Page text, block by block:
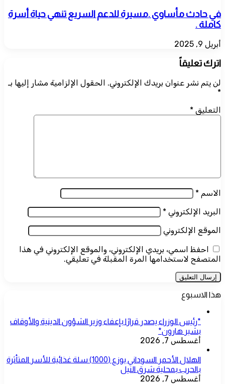
في حادث مأساوي .مسيرة للدعم السريع تنهي حياة أسرة
كاملة .
أبريل 9, 2025
اترك تعليقاً
لن يتم نشر عنوان بريدك الإلكتروني. الحقول الإلزامية مشار إليها بـ
*
التعليق *
الاسم *
البريد الإلكتروني *
الموقع الإلكتروني
احفظ اسمي، بريدي الإلكتروني، والموقع الإلكتروني في هذا
المتصفح لاستخدامها المرة المقبلة في تعليقي.
هذا الاسبوع
*رئيس الوزراء يصدر قرارًا بإعفاء وزير الشؤون الدينية والأوقاف
بشير هارون*
أغسطس 7, 2026
الهلال الأحمر السوداني يوزع (1000) سلة غذائية للأسر المتأثرة
بالحرب بمحلية شرق النيل
أغسطس 7, 2026